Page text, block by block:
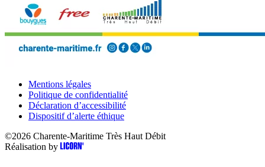
Mentions légales
Politique de confidentialité
Déclaration d’accessibilité
Dispositif d’alerte éthique
©2026 Charente-Maritime Très Haut Débit
Réalisation by